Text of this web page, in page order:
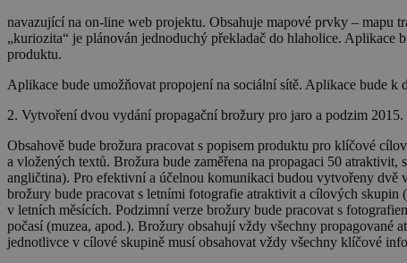
navazující na on-line web projektu. Obsahuje mapové prvky – mapu
„kuriozita“ je plánován jednoduchý překladač do hlaholice. Aplikace
produktu.
Aplikace bude umožňovat propojení na sociální sítě. Aplikace bude k
2. Vytvoření dvou vydání propagační brožury pro jaro a podzim 2015.
Obsahově bude brožura pracovat s popisem produktu pro klíčové
a vložených textů. Brožura bude zaměřena na propagaci 50
angličtina). Pro efektivní a účelnou komunikaci budou vytvořeny dvě
brožury bude pracovat s letními fotografie atraktivit a cílových
v letních měsících. Podzimní verze brožury bude pracovat s
počasí (muzea, apod.). Brožury obsahují vždy všechny propagované
jednotlivce v cílové skupině musí obsahovat vždy všechny klíčové